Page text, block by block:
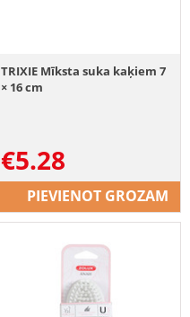
TRIXIE Mīksta suka kaķiem 7
× 16 cm
€5.28
PIEVIENOT GROZAM